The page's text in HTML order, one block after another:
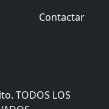
Contactar
TODOS LOS